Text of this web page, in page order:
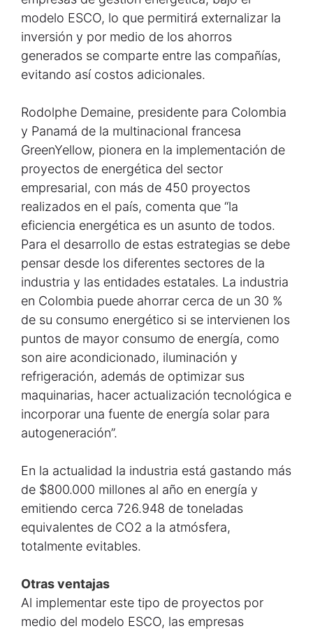
modelo ESCO, lo que permitirá externalizar la
inversión y por medio de los ahorros
generados se comparte entre las compañías,
evitando así costos adicionales.
Rodolphe Demaine, presidente para Colombia
y Panamá de la multinacional francesa
GreenYellow, pionera en la implementación de
proyectos de energética del sector
empresarial, con más de 450 proyectos
realizados en el país, comenta que “la
eficiencia energética es un asunto de todos.
Para el desarrollo de estas estrategias se debe
pensar desde los diferentes sectores de la
industria y las entidades estatales. La industria
en Colombia puede ahorrar cerca de un 30 %
de su consumo energético si se intervienen los
puntos de mayor consumo de energía, como
son aire acondicionado, iluminación y
refrigeración, además de optimizar sus
maquinarias, hacer actualización tecnológica e
incorporar una fuente de energía solar para
autogeneración”.
En la actualidad la industria está gastando más
de $800.000 millones al año en energía y
emitiendo cerca 726.948 de toneladas
equivalentes de CO2 a la atmósfera,
totalmente evitables.
Otras ventajas
Al implementar este tipo de proyectos por
medio del modelo ESCO, las empresas